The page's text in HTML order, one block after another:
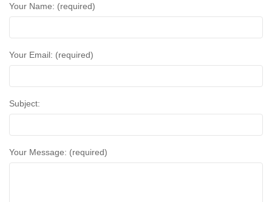
Your Name: (required)
Your Email: (required)
Subject:
Your Message: (required)